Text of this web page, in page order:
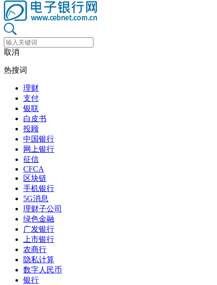
取消
热搜词
理财
支付
银联
白皮书
投顾
中国银行
网上银行
征信
CFCA
区块链
手机银行
5G消息
理财子公司
绿色金融
广发银行
上市银行
农商行
隐私计算
数字人民币
银行